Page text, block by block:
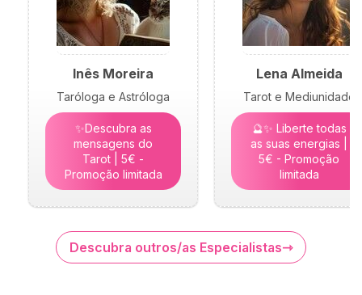
Inês Moreira
Taróloga e Astróloga
✨Descubra as
mensagens do
Tarot | 5€ -
Promoção limitada
Lena Almeida
Tarot e Mediunidade
🔮✨ Liberte todas
as suas energias |
5€ - Promoção
limitada
Descubra outros/as Especialistas